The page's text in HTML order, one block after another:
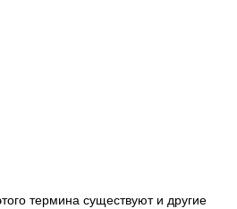
термина существуют и другие